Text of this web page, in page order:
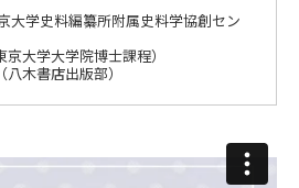
大学史料編纂所附属史料学協創セン
大学大学院博士課程）
木書店出版部）